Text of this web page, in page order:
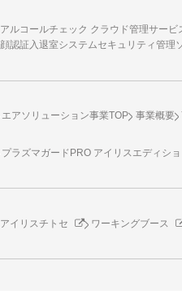
アルコールチェック クラウド管理サービ
顔認証入退室システムセキュリティ管理
エアソリューション事業TOP 事業概要
プラズマガードPRO アイリスエディシ
アイリスチトセ ワーキングブース